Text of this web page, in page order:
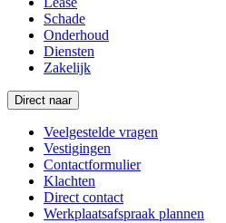
Schade
Onderhoud
Diensten
Zakelijk
Direct naar
Veelgestelde vragen
Vestigingen
Contactformulier
Klachten
Direct contact
Werkplaatsafspraak plannen